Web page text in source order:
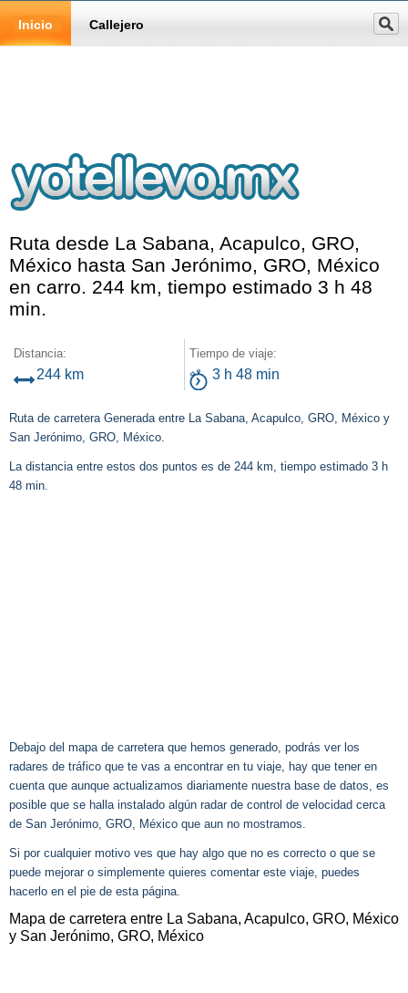
Inicio Callejero
Ruta desde La Sabana, Acapulco, GRO,
México hasta San Jerónimo, GRO, México
en carro. 244 km, tiempo estimado 3 h 48
min.
Distancia:
244 km
Tiempo de viaje:
3 h 48 min
Ruta de carretera Generada entre La Sabana, Acapulco, GRO, México y
San Jerónimo, GRO, México.
La distancia entre estos dos puntos es de 244 km, tiempo estimado 3 h
48 min.
Debajo del mapa de carretera que hemos generado, podrás ver los
radares de tráfico que te vas a encontrar en tu viaje, hay que tener en
cuenta que aunque actualizamos diariamente nuestra base de datos, es
posible que se halla instalado algún radar de control de velocidad cerca
de San Jerónimo, GRO, México que aun no mostramos.
Si por cualquier motivo ves que hay algo que no es correcto o que se
puede mejorar o simplemente quieres comentar este viaje, puedes
hacerlo en el pie de esta página.
Mapa de carretera entre La Sabana, Acapulco, GRO, México
y San Jerónimo, GRO, México